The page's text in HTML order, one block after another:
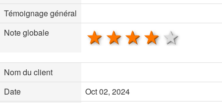
Témoignage général
Note globale
4 stars
3 stars
2 stars
1 star
Nom du client
Date
Oct 02, 2024